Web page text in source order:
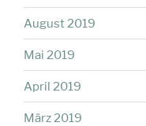
August 2019
Mai 2019
April 2019
März 2019